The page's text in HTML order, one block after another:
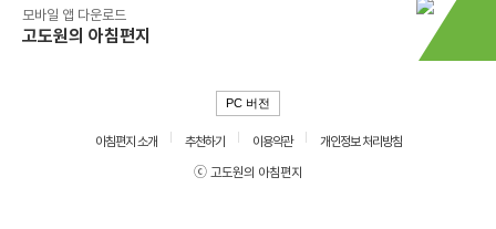
모바일 앱 다운로드
고도원의 아침편지
PC 버전
아침편지 소개 추천하기 이용약관
개인정보 처리방침
ⓒ 고도원의 아침편지